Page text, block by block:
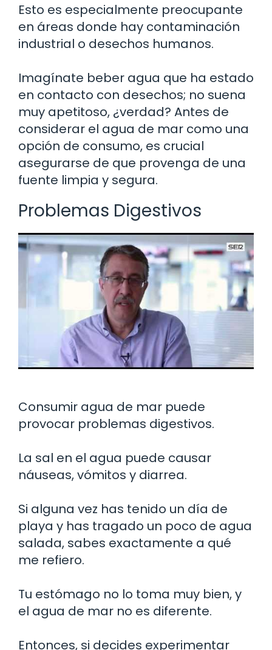
Esto es especialmente preocupante
en áreas donde hay contaminación
industrial o desechos humanos.
Imagínate beber agua que ha estado
en contacto con desechos; no suena
muy apetitoso, ¿verdad? Antes de
considerar el agua de mar como una
opción de consumo, es crucial
asegurarse de que provenga de una
fuente limpia y segura.
Problemas Digestivos
Consumir agua de mar puede
provocar problemas digestivos.
La sal en el agua puede causar
náuseas, vómitos y diarrea.
Si alguna vez has tenido un día de
playa y has tragado un poco de agua
salada, sabes exactamente a qué
me refiero.
Tu estómago no lo toma muy bien, y
el agua de mar no es diferente.
Entonces, si decides experimentar